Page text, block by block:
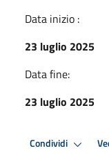
Data inizio :
23 luglio 2025
Data fine:
23 luglio 2025
Condividi